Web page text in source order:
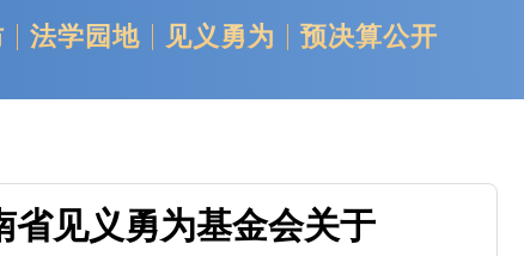
法学园地 见义勇为 预决算公开
省见义勇为基金会关于